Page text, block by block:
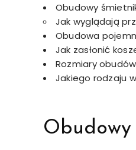
Obudowy
Jak wyglądają
Obudowa
Jak zasłonić
Rozmiary
Jakiego rodzaju